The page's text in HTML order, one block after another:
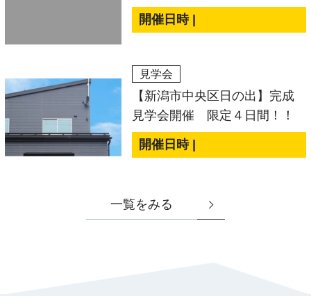
開催日時 |
見学会
【新潟市中央区日の出】完成
見学会開催 限定４日間！！
開催日時 |
一覧をみる